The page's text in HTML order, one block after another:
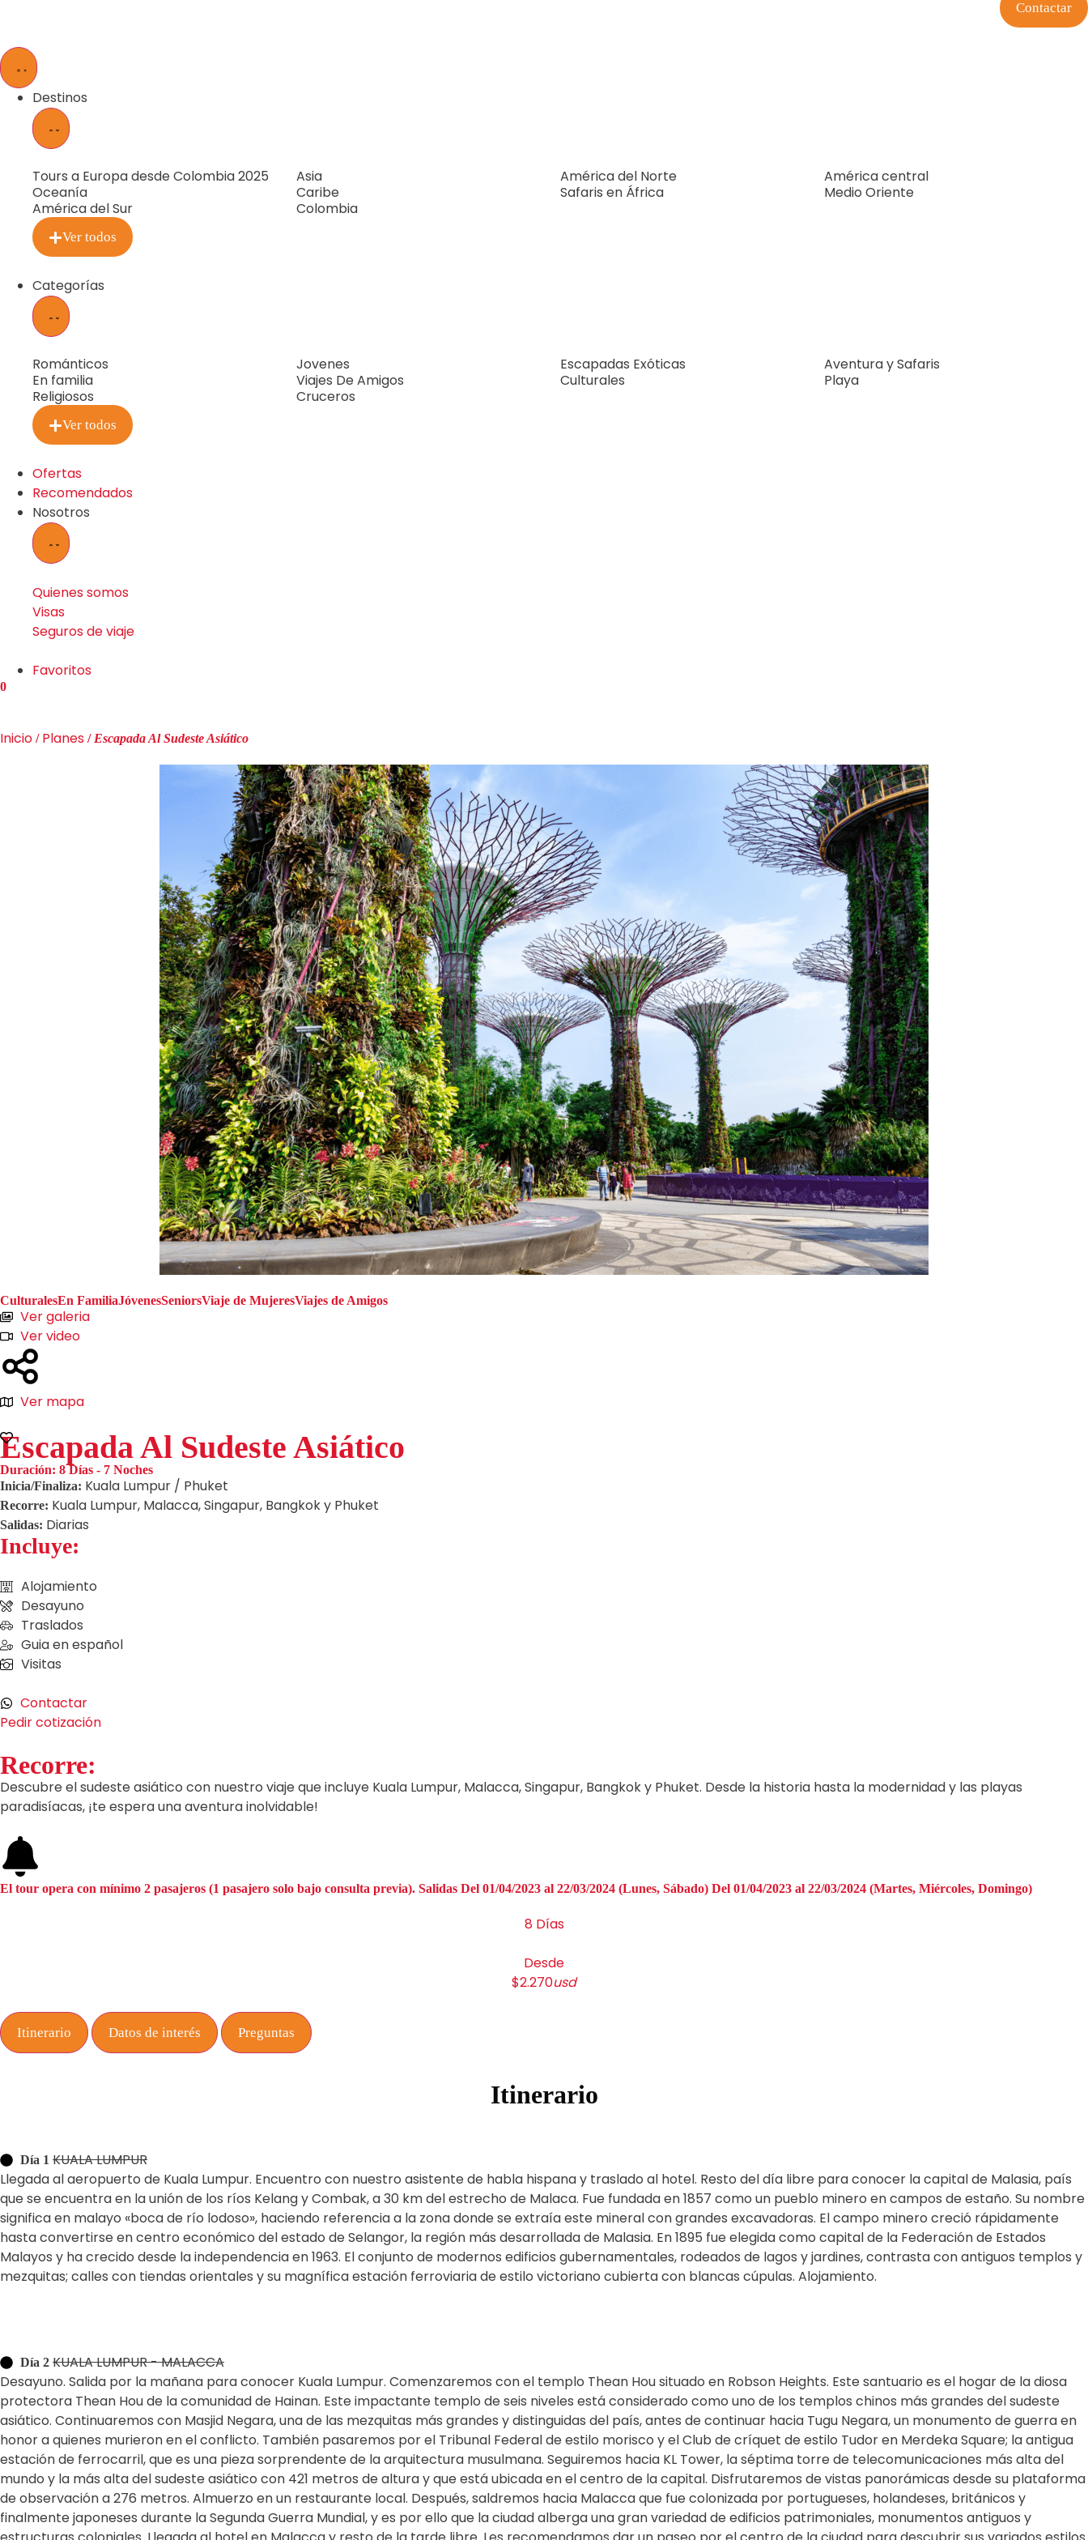
Contactar
Destinos
Tours a Europa desde Colombia 2025 Asia América del Norte
América central
Oceanía
Caribe Safaris en África
Medio Oriente
América del Sur
Colombia
Ver todos
Categorías
Románticos Jovenes Escapadas Exóticas
Aventura y Safaris
En familia
Viajes De Amigos Culturales
Playa
Religiosos
Cruceros
Ver todos
Ofertas
Recomendados
Nosotros
Quienes somos
Visas
Seguros de viaje
Favoritos
0
Inicio / Planes / Escapada Al Sudeste Asiático
CulturalesEn FamiliaJóvenesSeniorsViaje de MujeresViajes de Amigos
Ver galeria
Ver video
Ver mapa
Escapada Al Sudeste Asiático
Duración: 8 Días - 7 Noches
Inicia/Finaliza: Kuala Lumpur / Phuket
Recorre: Kuala Lumpur, Malacca, Singapur, Bangkok y Phuket
Salidas: Diarias
Incluye:
Alojamiento
Desayuno
Traslados
Guia en español
Visitas
Contactar
Pedir cotización
Recorre:
Descubre el sudeste asiático con nuestro viaje que incluye Kuala Lumpur, Malacca, Singapur, Bangkok y Phuket. Desde la historia hasta la modernidad y las playas
paradisíacas, ¡te espera una aventura inolvidable!
El tour opera con mínimo 2 pasajeros (1 pasajero solo bajo consulta previa). Salidas Del 01/04/2023 al 22/03/2024 (Lunes, Sábado) Del 01/04/2023 al 22/03/2024 (Martes, Miércoles, Domingo)
8 Días
Desde
$2.270usd
Itinerario Datos de interés Preguntas
Itinerario
Día 1 KUALA LUMPUR
Llegada al aeropuerto de Kuala Lumpur. Encuentro con nuestro asistente de habla hispana y traslado al hotel. Resto del día libre para conocer la capital de Malasia, país
que se encuentra en la unión de los ríos Kelang y Combak, a 30 km del estrecho de Malaca. Fue fundada en 1857 como un pueblo minero en campos de estaño. Su nombre
significa en malayo «boca de río lodoso», haciendo referencia a la zona donde se extraía este mineral con grandes excavadoras. El campo minero creció rápidamente
hasta convertirse en centro económico del estado de Selangor, la región más desarrollada de Malasia. En 1895 fue elegida como capital de la Federación de Estados
Malayos y ha crecido desde la independencia en 1963. El conjunto de modernos edificios gubernamentales, rodeados de lagos y jardines, contrasta con antiguos templos y
mezquitas; calles con tiendas orientales y su magnífica estación ferroviaria de estilo victoriano cubierta con blancas cúpulas. Alojamiento.
Día 2 KUALA LUMPUR - MALACCA
Desayuno. Salida por la mañana para conocer Kuala Lumpur. Comenzaremos con el templo Thean Hou situado en Robson Heights. Este santuario es el hogar de la diosa
protectora Thean Hou de la comunidad de Hainan. Este impactante templo de seis niveles está considerado como uno de los templos chinos más grandes del sudeste
asiático. Continuaremos con Masjid Negara, una de las mezquitas más grandes y distinguidas del país, antes de continuar hacia Tugu Negara, un monumento de guerra en
honor a quienes murieron en el conflicto. También pasaremos por el Tribunal Federal de estilo morisco y el Club de críquet de estilo Tudor en Merdeka Square; la antigua
estación de ferrocarril, que es una pieza sorprendente de la arquitectura musulmana. Seguiremos hacia KL Tower, la séptima torre de telecomunicaciones más alta del
mundo y la más alta del sudeste asiático con 421 metros de altura y que está ubicada en el centro de la capital. Disfrutaremos de vistas panorámicas desde su plataforma
de observación a 276 metros. Almuerzo en un restaurante local. Después, saldremos hacia Malacca que fue colonizada por portugueses, holandeses, británicos y
finalmente japoneses durante la Segunda Guerra Mundial, y es por ello que la ciudad alberga una gran variedad de edificios patrimoniales, monumentos antiguos y